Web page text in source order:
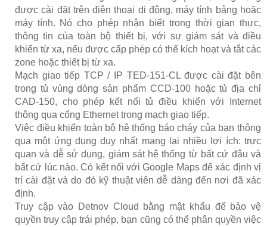
được cài đặt trên điện thoại di động, máy tính bảng hoặc
máy tính. Nó cho phép nhận biết trong thời gian thực,
thông tin của toàn bộ thiết bị, với sự giám sát và điều
khiển từ xa, nếu được cấp phép có thể kích hoạt và tắt các
zone hoặc thiết bị từ xa.
Mạch giao tiếp TCP / IP TED-151-CL được cài đặt bên
trong tủ vùng dòng sản phẩm CCD-100 hoặc tủ địa chỉ
CAD-150, cho phép kết nối tủ điều khiển với Internet
thông qua cổng Ethernet trong mạch giao tiếp.
Việc điều khiển toàn bộ hệ thống báo cháy của bạn thông
qua một ứng dụng duy nhất mang lại nhiều lợi ích: trực
quan và dễ sử dụng, giám sát hệ thống từ bất cứ đâu và
bất cứ lúc nào. Có kết nối với Google Maps để xác định vị
trí cài đặt và do đó kỹ thuật viên dễ dàng đến nơi đã xác
định.
Truy cập vào Detnov Cloud bằng mật khẩu để bảo vệ
quyền truy cập trái phép, bạn cũng có thể phân quyền việc